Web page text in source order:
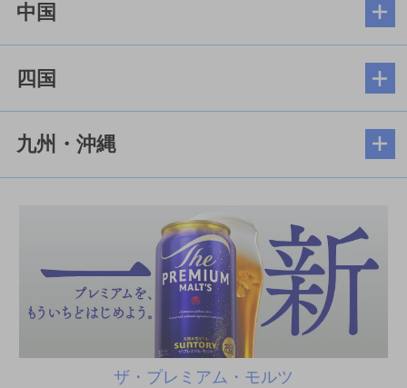
中国
四国
九州・沖縄
ザ・プレミアム・モルツ